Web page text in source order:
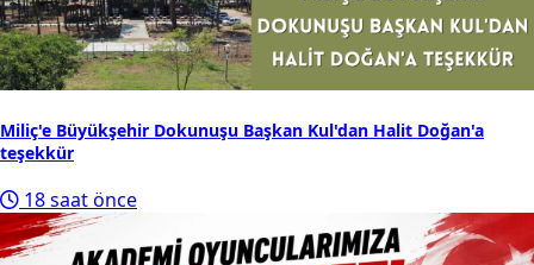
Miliç'e Büyükşehir Dokunuşu Başkan Kul'dan Halit Doğan'a
teşekkür
18 saat önce